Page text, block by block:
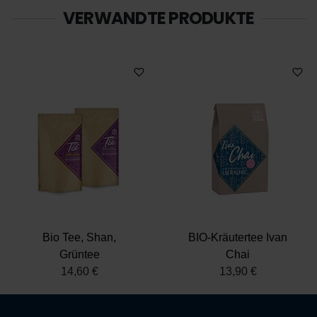
VERWANDTE PRODUKTE
Bio Tee, Shan,
Grüntee
14,60 €
BIO-Kräutertee Ivan
Chai
13,90 €